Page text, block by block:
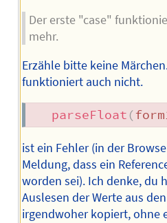
Der erste "case"
mehr.
Erzähle bitte keine
funktioniert auch nicht.
parseFloat (
ist ein Fehler (in der
Meldung, dass ein
worden sei). Ich denke, du
Auslesen der Werte aus
irgendwoher kopiert, ohne